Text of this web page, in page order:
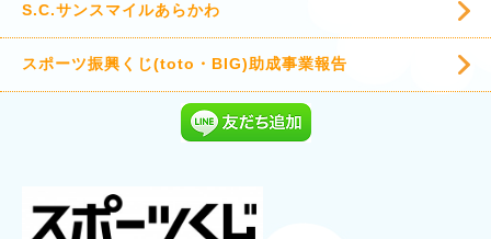
S.C.サンスマイルあらかわ
スポーツ振興くじ(toto・BIG)助成事業報告